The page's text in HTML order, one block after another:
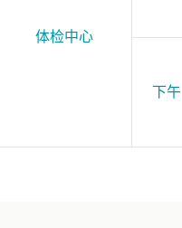
体检中心
下午